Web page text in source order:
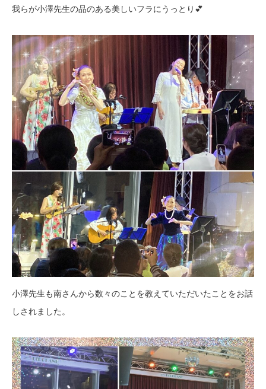
我らが小澤先生の品のある美しいフラにうっとり💕
小澤先生も南さんから数々のことを教えていただいたことをお話
しされました。